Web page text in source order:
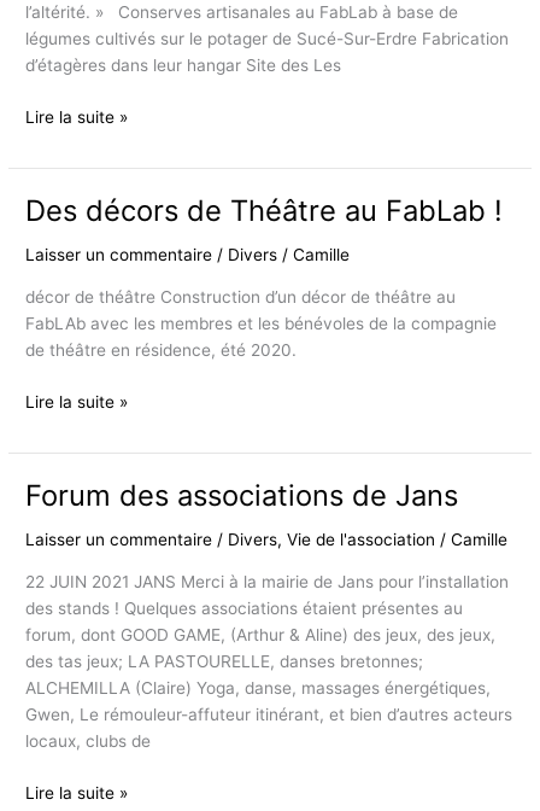
l’altérité. » Conserves artisanales au FabLab à base de
légumes cultivés sur le potager de Sucé-Sur-Erdre Fabrication
d’étagères dans leur hangar Site des Les
Les
UTOPIQUES
viennent
fabriquer
au
Lire la suite »
Des décors de Théâtre au FabLab !
Laisser un commentaire / Divers /Camille
décor de théâtre Construction d’un décor de théâtre au
FabLAb avec les membres et les bénévoles de la compagnie
de théâtre en résidence, été 2020.
Des
de
Théâtre
au
FabLab
Lire la suite »
Forum des associations de Jans
Laisser un commentaire / Divers,Vie de l'association /Camille
22 JUIN 2021 JANS Merci à la mairie de Jans pour l’installation
des stands ! Quelques associations étaient présentes au
forum, dont GOOD GAME, (Arthur & Aline) des jeux, des jeux,
des tas jeux; LA PASTOURELLE, danses bretonnes;
ALCHEMILLA (Claire) Yoga, danse, massages énergétiques,
Gwen, Le rémouleur-affuteur itinérant, et bien d’autres acteurs
locaux, clubs de
Forum
Lire la suite »